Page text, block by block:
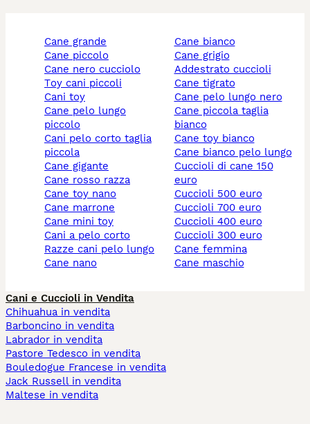
cane grande
cane piccolo
cane nero cucciolo
toy cani piccoli
cani toy
cane pelo lungo
piccolo
cani pelo corto taglia
piccola
cane gigante
cane rosso razza
cane toy nano
cane marrone
cane mini toy
cani a pelo corto
razze cani pelo lungo
cane nano
cane bianco
cane grigio
addestrato cuccioli
cane tigrato
cane pelo lungo nero
cane piccola taglia
bianco
cane toy bianco
cane bianco pelo lungo
cuccioli di cane 150
euro
cuccioli 500 euro
cuccioli 700 euro
cuccioli 400 euro
cuccioli 300 euro
cane femmina
cane maschio
Cani e Cuccioli in Vendita
Chihuahua in vendita
Barboncino in vendita
Labrador in vendita
Pastore Tedesco in vendita
Bouledogue Francese in vendita
Jack Russell in vendita
Maltese in vendita